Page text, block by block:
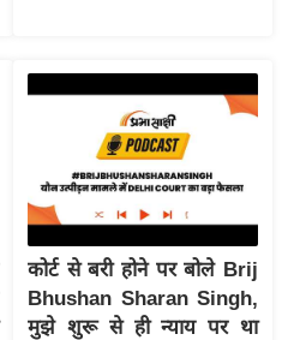
कोर्ट से बरी होने पर बोले Brij
Bhushan Sharan Singh,
मुझे शुरू से ही न्याय पर था